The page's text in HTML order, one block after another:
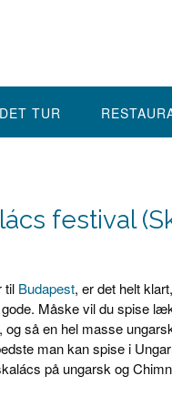
TUR
festival
til Budapest, er det helt
Måske vil du spise
og så en hel masse
man kan spise i
på ungarsk og